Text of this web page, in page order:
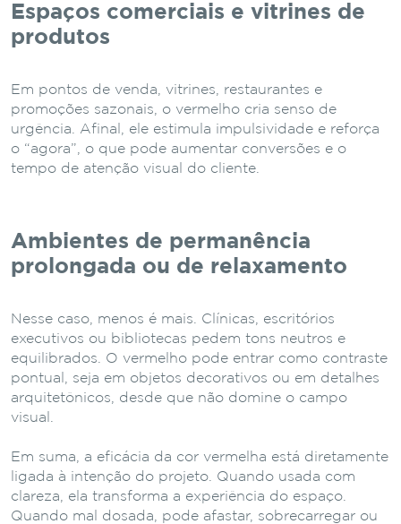
Espaços comerciais e vitrines de
produtos
Em pontos de venda, vitrines, restaurantes e
promoções sazonais, o vermelho cria senso de
urgência. Afinal, ele estimula impulsividade e reforça
o “agora”, o que pode aumentar conversões e o
tempo de atenção visual do cliente.
Ambientes de permanência
prolongada ou de relaxamento
Nesse caso, menos é mais. Clínicas, escritórios
executivos ou bibliotecas pedem tons neutros e
equilibrados. O vermelho pode entrar como contraste
pontual, seja em objetos decorativos ou em detalhes
arquitetônicos, desde que não domine o campo
visual.
Em suma, a eficácia da cor vermelha está diretamente
ligada à intenção do projeto. Quando usada com
clareza, ela transforma a experiência do espaço.
Quando mal dosada, pode afastar, sobrecarregar ou